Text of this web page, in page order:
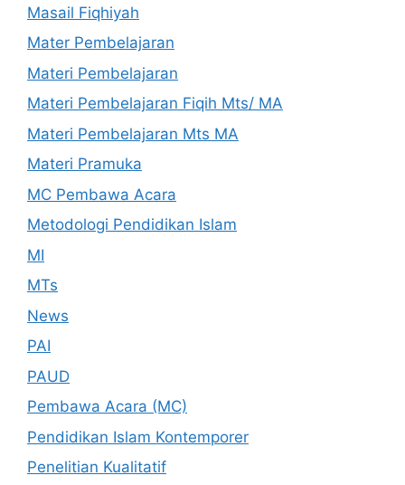
Masail Fiqhiyah
Mater Pembelajaran
Materi Pembelajaran
Materi Pembelajaran Fiqih Mts/ MA
Materi Pembelajaran Mts MA
Materi Pramuka
MC Pembawa Acara
Metodologi Pendidikan Islam
MI
MTs
News
PAI
PAUD
Pembawa Acara (MC)
Pendidikan Islam Kontemporer
Penelitian Kualitatif